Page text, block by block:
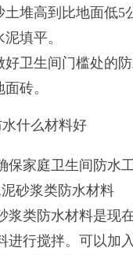
高到比地面低5公
填平。
生间门槛处的防
砖。
什么材料好
庭卫生间防水工
浆类防水材料
防水材料是现在
进行搅拌。可以加